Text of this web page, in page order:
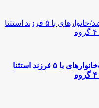
حذف یارانه ۳دهک ثروتمند قطعی شد/خانوارهای با ۵ فرزند استثنا